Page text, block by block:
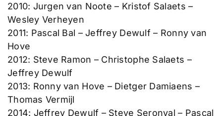
2010: Jurgen van Noote – Kristof Salaets –
Wesley Verheyen
2011: Pascal Bal – Jeffrey Dewulf – Ronny van
Hove
2012: Steve Ramon – Christophe Salaets –
Jeffrey Dewulf
2013: Ronny van Hove – Dietger Damiaens –
Thomas Vermijl
2014: Jeffrey Dewulf – Steve Seronval – Pascal